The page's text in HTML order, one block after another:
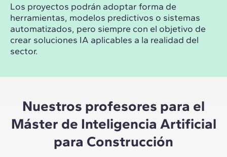
Los proyectos podrán adoptar forma de
herramientas, modelos predictivos o sistemas
automatizados, pero siempre con el objetivo de
crear soluciones IA aplicables a la realidad del
sector.
Nuestros profesores para el
Máster de Inteligencia Artificial
para Construcción